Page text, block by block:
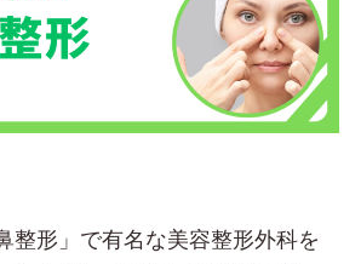
整形」で有名な美容整形外科を